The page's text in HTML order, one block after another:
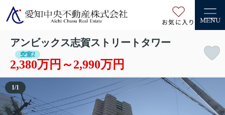
お気に入り MENU
アンビックス志賀ストリートタワー
空室2
2,380万円～2,990万円
1/1